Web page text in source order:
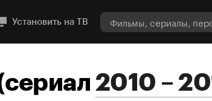
Установить на ТВ
сериал2010 –